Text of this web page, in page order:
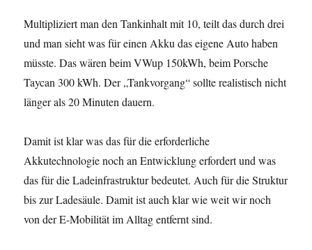
Multipliziert man den Tankinhalt mit 10, teilt das durch drei
und man sieht was für einen Akku das eigene Auto haben
müsste. Das wären beim VWup 150kWh, beim Porsche
Taycan 300 kWh. Der „Tankvorgang“ sollte realistisch nicht
länger als 20 Minuten dauern.
Damit ist klar was das für die erforderliche
Akkutechnologie noch an Entwicklung erfordert und was
das für die Ladeinfrastruktur bedeutet. Auch für die Struktur
bis zur Ladesäule. Damit ist auch klar wie weit wir noch
von der E-Mobilität im Alltag entfernt sind.